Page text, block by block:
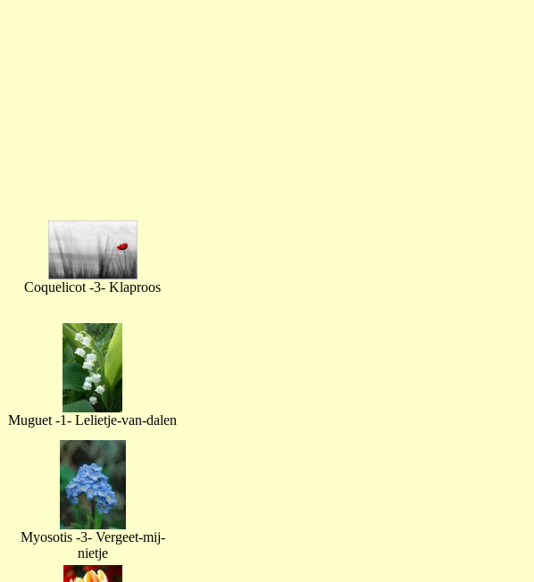
Coquelicot -3- Klaproos
Muguet -1- Lelietje-van-dalen
Myosotis -3- Vergeet-mij-
nietje